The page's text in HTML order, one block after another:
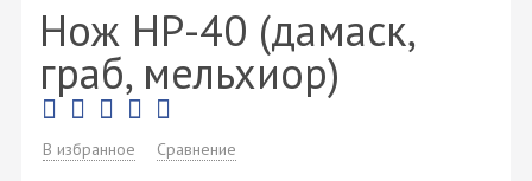
Нож НР-40 (дамаск,
граб, мельхиор)
В избранное Сравнение